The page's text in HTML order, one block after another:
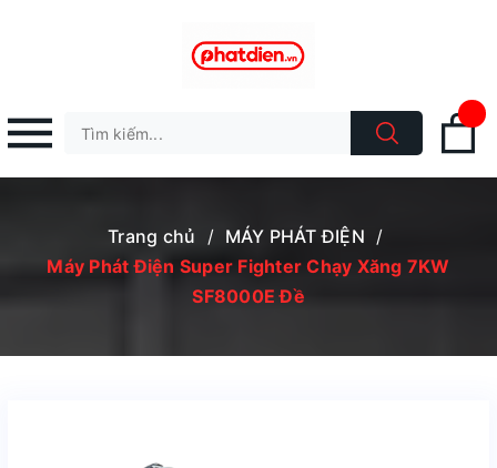
Trang chủ / MÁY PHÁT ĐIỆN /
Máy Phát Điện Super Fighter Chạy Xăng 7KW
SF8000E Đề